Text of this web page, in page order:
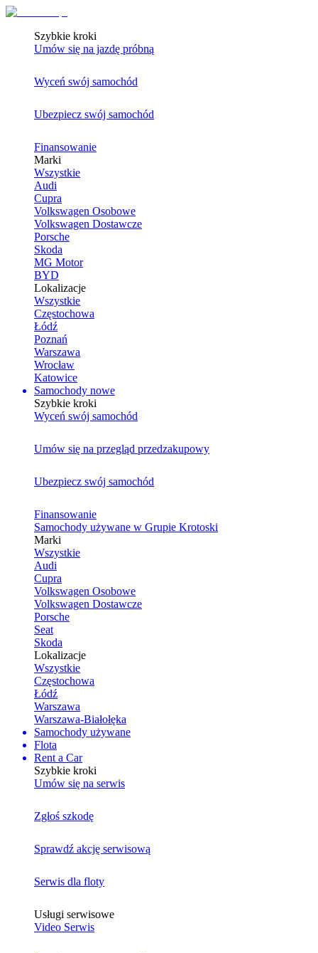
Szybkie kroki
Umów się na jazdę próbną
Wyceń swój samochód
Ubezpiecz swój samochód
Finansowanie
Marki
Wszystkie
Audi
Cupra
Volkswagen Osobowe
Volkswagen Dostawcze
Porsche
Skoda
MG Motor
BYD
Lokalizacje
Wszystkie
Częstochowa
Łódź
Poznań
Warszawa
Wrocław
Katowice
Samochody nowe
Szybkie kroki
Wyceń swój samochód
Umów się na przegląd przedzakupowy
Ubezpiecz swój samochód
Finansowanie
Samochody używane w Grupie Krotoski
Marki
Wszystkie
Audi
Cupra
Volkswagen Osobowe
Volkswagen Dostawcze
Porsche
Seat
Skoda
Lokalizacje
Wszystkie
Częstochowa
Łódź
Warszawa
Warszawa-Białołęka
Samochody używane
Flota
Rent a Car
Szybkie kroki
Umów się na serwis
Zgłoś szkodę
Sprawdź akcję serwisową
Serwis dla floty
Usługi serwisowe
Video Serwis